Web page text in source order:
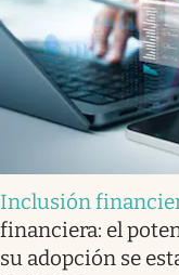
Inclusión
financiera: el
su adopción se